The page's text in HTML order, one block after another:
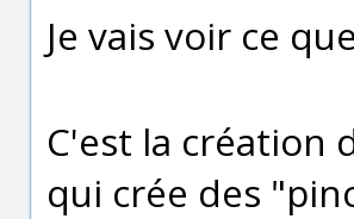
Je vais voir ce
C'est la création
qui crée des